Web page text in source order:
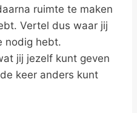
ruimte te maken
Vertel dus waar jij
nodig hebt.
jij jezelf kunt geven
keer anders kunt